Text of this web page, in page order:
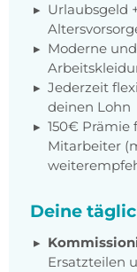
Urlaubsgeld
Moderne
Jederzeit
deinen Lohn
150€ Prämie
Mitarbeiter
Deine
Ersatzteilen